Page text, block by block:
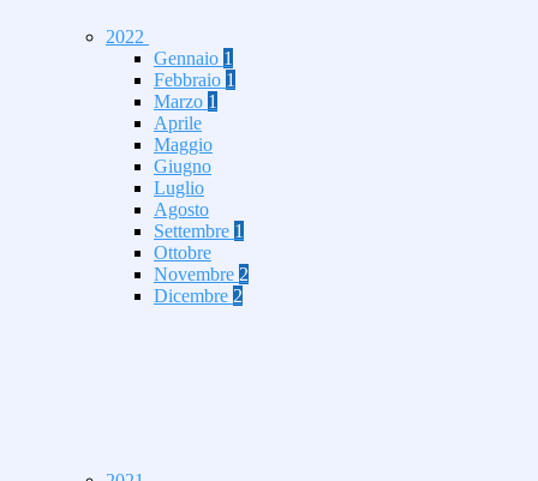
2022
Gennaio 1
Febbraio 1
Marzo 1
Aprile
Maggio
Giugno
Luglio
Agosto
Settembre 1
Ottobre
Novembre 2
Dicembre 2